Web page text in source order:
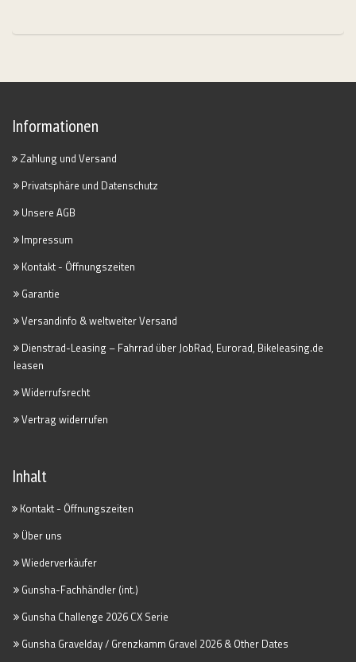
Informationen
Zahlung und Versand
Privatsphäre und Datenschutz
Unsere AGB
Impressum
Kontakt - Öffnungszeiten
Garantie
Versandinfo & weltweiter Versand
Dienstrad-Leasing – Fahrrad über JobRad, Eurorad, Bikeleasing.de
leasen
Widerrufsrecht
Vertrag widerrufen
Inhalt
Kontakt - Öffnungszeiten
Über uns
Wiederverkäufer
Gunsha-Fachhändler (int.)
Gunsha Challenge 2026 CX Serie
Gunsha Gravelday / Grenzkamm Gravel 2026 & Other Dates